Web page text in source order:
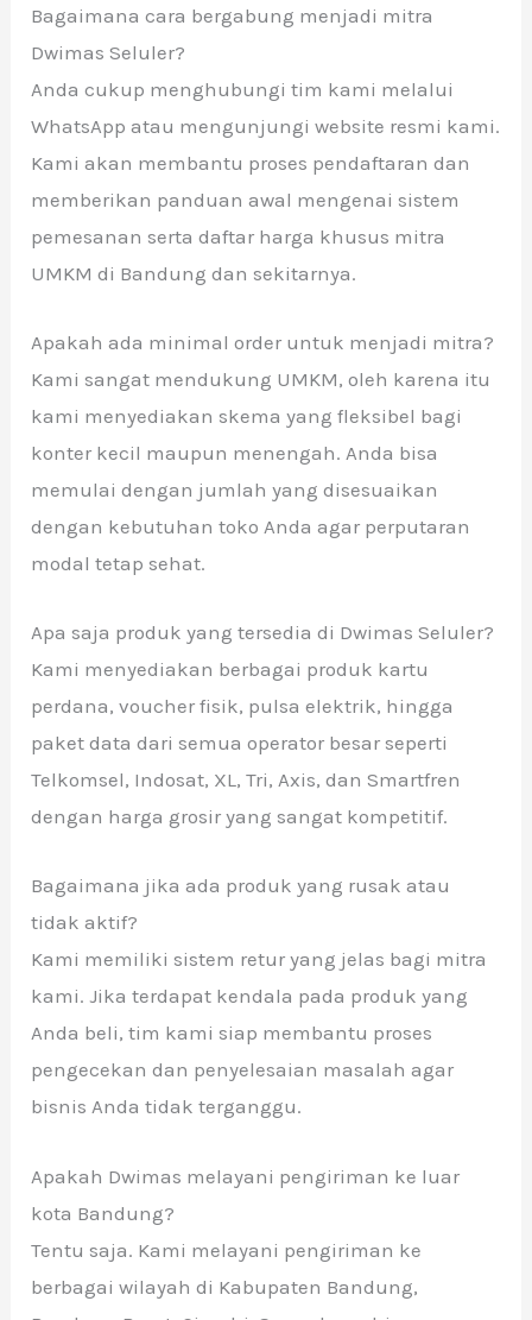
Bagaimana cara bergabung menjadi mitra
Dwimas Seluler?
Anda cukup menghubungi tim kami melalui
WhatsApp atau mengunjungi website resmi kami.
Kami akan membantu proses pendaftaran dan
memberikan panduan awal mengenai sistem
pemesanan serta daftar harga khusus mitra
UMKM di Bandung dan sekitarnya.
Apakah ada minimal order untuk menjadi mitra?
Kami sangat mendukung UMKM, oleh karena itu
kami menyediakan skema yang fleksibel bagi
konter kecil maupun menengah. Anda bisa
memulai dengan jumlah yang disesuaikan
dengan kebutuhan toko Anda agar perputaran
modal tetap sehat.
Apa saja produk yang tersedia di Dwimas Seluler?
Kami menyediakan berbagai produk kartu
perdana, voucher fisik, pulsa elektrik, hingga
paket data dari semua operator besar seperti
Telkomsel, Indosat, XL, Tri, Axis, dan Smartfren
dengan harga grosir yang sangat kompetitif.
Bagaimana jika ada produk yang rusak atau
tidak aktif?
Kami memiliki sistem retur yang jelas bagi mitra
kami. Jika terdapat kendala pada produk yang
Anda beli, tim kami siap membantu proses
pengecekan dan penyelesaian masalah agar
bisnis Anda tidak terganggu.
Apakah Dwimas melayani pengiriman ke luar
kota Bandung?
Tentu saja. Kami melayani pengiriman ke
berbagai wilayah di Kabupaten Bandung,